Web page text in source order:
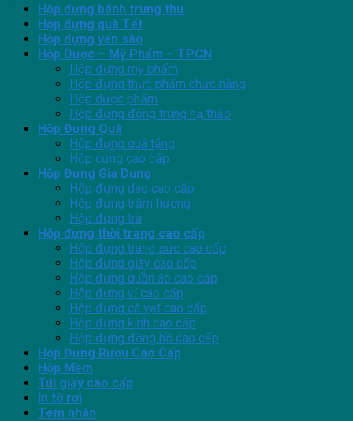
Hộp đựng bánh trung thu
Hộp đựng quà Tết
Hộp đựng yến sào
Hộp Dược – Mỹ Phẩm – TPCN
Hộp đựng mỹ phẩm
Hộp đựng thực phẩm chức năng
Hộp dược phẩm
Hộp đựng đông trùng hạ thảo
Hộp Đựng Quà
Hộp đựng quà tặng
Hộp cứng cao cấp
Hộp Đựng Gia Dụng
Hộp đựng dao cao cấp
Hộp đựng trầm hương
Hộp đựng trà
Hộp đựng thời trang cao cấp
Hộp đựng trang sức cao cấp
Hộp đựng giày cao cấp
Hộp đựng quần áo cao cấp
Hộp đựng ví cao cấp
Hộp đựng cà vạt cao cấp
Hộp đựng kính cao cấp
Hộp đựng đồng hồ cao cấp
Hộp Đựng Rượu Cao Cấp
Hộp Mềm
Túi giấy cao cấp
In tờ rơi
Tem nhãn